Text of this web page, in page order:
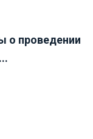
о проведении